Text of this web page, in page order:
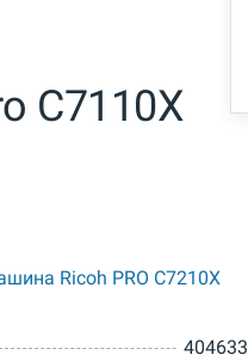
C7110X
Ricoh PRO C7210X
404633